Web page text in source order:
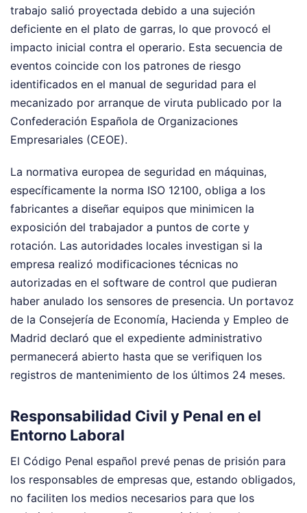
trabajo salió proyectada debido a una sujeción
deficiente en el plato de garras, lo que provocó el
impacto inicial contra el operario. Esta secuencia de
eventos coincide con los patrones de riesgo
identificados en el manual de seguridad para el
mecanizado por arranque de viruta publicado por la
Confederación Española de Organizaciones
Empresariales (CEOE).
La normativa europea de seguridad en máquinas,
específicamente la norma ISO 12100, obliga a los
fabricantes a diseñar equipos que minimicen la
exposición del trabajador a puntos de corte y
rotación. Las autoridades locales investigan si la
empresa realizó modificaciones técnicas no
autorizadas en el software de control que pudieran
haber anulado los sensores de presencia. Un portavoz
de la Consejería de Economía, Hacienda y Empleo de
Madrid declaró que el expediente administrativo
permanecerá abierto hasta que se verifiquen los
registros de mantenimiento de los últimos 24 meses.
Responsabilidad Civil y Penal en el
Entorno Laboral
El Código Penal español prevé penas de prisión para
los responsables de empresas que, estando obligados,
no faciliten los medios necesarios para que los